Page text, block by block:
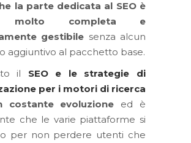
la parte dedicata al SEO è
molto completa e
gestibile senza alcun
aggiuntivo al pacchetto base.
il SEO e le strategie di
per i motori di ricerca
costante evoluzione ed è
che le varie piattaforme si
per non perdere utenti che